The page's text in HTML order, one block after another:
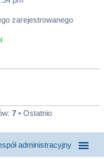
zarejestrowanego
7 • Ostatnio
administracyjny